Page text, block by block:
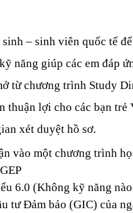
– sinh viên quốc tế
năng giúp các em đáp
từ chương trình Study
thuận lợi cho các bạn
xét duyệt hồ sơ.
vào một chương trình
6.0 (Không kỹ năng
tư Đảm bảo (GIC) của